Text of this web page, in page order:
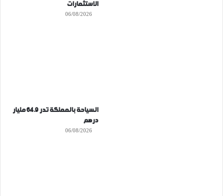
الاستثمارات
06/08/2026
السياحة بالمملكة تدر 64.9 مليار
درهم
06/08/2026